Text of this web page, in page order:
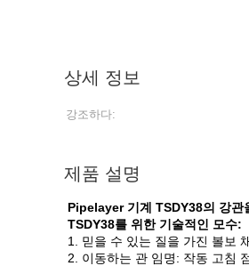
상세 정보
강조하다:
제품 설명
Pipelayer 기계 TSDY38의 강관
TSDY38를 위한 기술적인 모수:
1. 믿을 수 있는 질을 가진 볼보
2. 이동하는 관 임명: 작동 고침